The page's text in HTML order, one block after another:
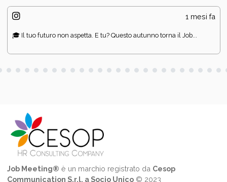
1 mesi fa
🎓 Il tuo futuro non aspetta. E tu? Questo autunno torna il Job...
Job Meeting® è un marchio registrato da Cesop
Communication S.r.l. a Socio Unico© 2023